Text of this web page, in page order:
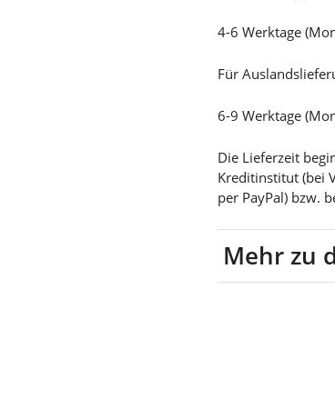
4-6 Werktage
Für
6-9 Werktage
Die Lieferzeit
Kreditinstitut (bei
per PayPal) bzw.
Mehr zu